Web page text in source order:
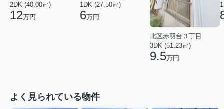
2DK (40.00㎡)
12万円
1DK (27.50㎡)
6万円
北区赤羽台３丁目
3DK (51.23㎡)
9.5万円
よく見られている物件